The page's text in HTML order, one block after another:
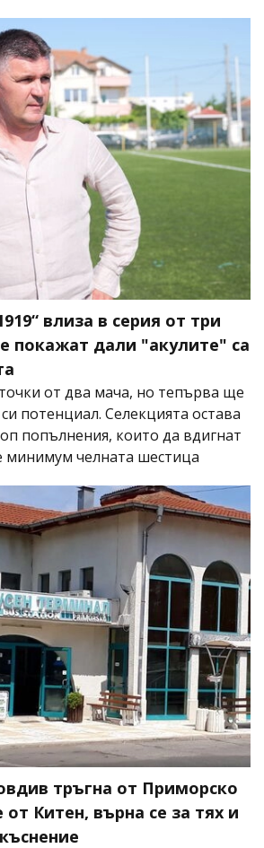
влиза в серия от три
покажат дали "акулите" са
от два мача, но тепърва ще
потенциал. Селекцията остава
попълнения, които да вдигнат
минимум челната шестица
тръгна от Приморско
Китен, върна се за тях и